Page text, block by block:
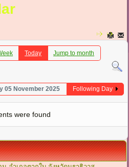
Today Jump to month
05 November 2025 Following Day
were found